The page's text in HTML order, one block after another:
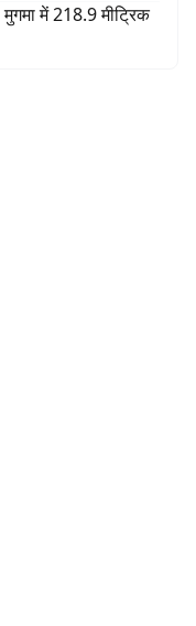
मुगमा में 218.9 मीट्रिक